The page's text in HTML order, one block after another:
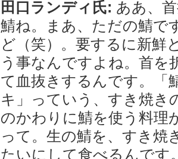
田口ランディ氏: ああ、
鯖ね。まあ、ただの鯖で
ど（笑）。要するに新鮮
う事なんですよね。首を
て血抜きするんです。「
キ」っていう、すき焼き
のかわりに鯖を使う料理
って。生の鯖を、すき焼
たいにして食べるんです